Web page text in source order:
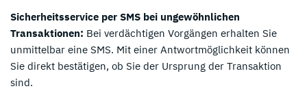
Sicherheitsservice per SMS bei ungewöhnlichen
Transaktionen: Bei verdächtigen Vorgängen erhalten Sie
unmittelbar eine SMS. Mit einer Antwortmöglichkeit können
Sie direkt bestätigen, ob Sie der Ursprung der Transaktion
sind.